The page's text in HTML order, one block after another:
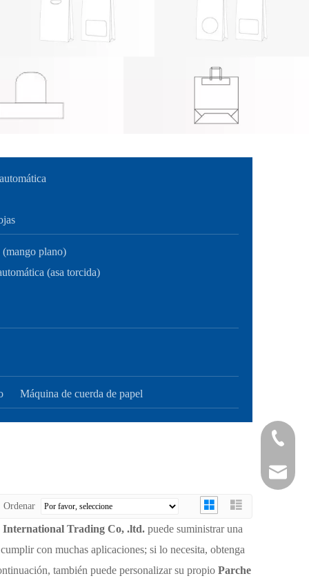
plano)
(asa torcida)
Máquina de cuerda de papel
Ordenar
Trading Co, .ltd.puede suministrar una
con muchas aplicaciones; si lo necesita, obtenga
también puede personalizar su propio Parche
+ 86-21-
+ 86-21-